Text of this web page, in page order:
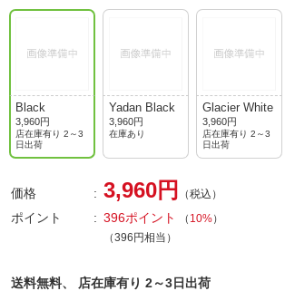
Black
3,960円
店在庫有り 2～3
日出荷
Yadan Black
3,960円
在庫あり
Glacier White
3,960円
店在庫有り 2～3
日出荷
価格 3,960円 （税込）
ポイント 396ポイント （ 10%）
（396円相当）
送料無料、
店在庫有り 2～3日出荷